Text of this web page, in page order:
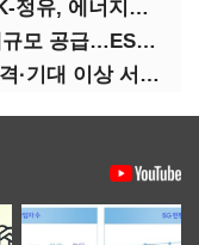
전쟁에 원유 공급망 흔들리자…K-정유, 에너지안보 핵심으로 재부상
포스코퓨처엠, LFP 양극재 첫 대규모 공급…ESS 시장 공략
트리니티항공 출범…“합리적 가격·기대 이상 서비스로 승부”